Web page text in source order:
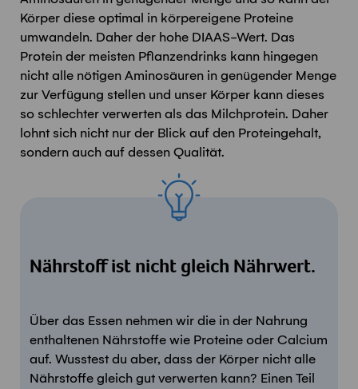
Körper diese optimal in körpereigene Proteine
umwandeln. Daher der hohe DIAAS-Wert. Das
Protein der meisten Pflanzendrinks kann hingegen
nicht alle nötigen Aminosäuren in genügender Menge
zur Verfügung stellen und unser Körper kann dieses
so schlechter verwerten als das Milchprotein. Daher
lohnt sich nicht nur der Blick auf den Proteingehalt,
sondern auch auf dessen Qualität.
Nährstoff ist nicht gleich Nährwert.
Über das Essen nehmen wir die in der Nahrung
enthaltenen Nährstoffe wie Proteine oder Calcium
auf. Wusstest du aber, dass der Körper nicht alle
Nährstoffe gleich gut verwerten kann? Einen Teil